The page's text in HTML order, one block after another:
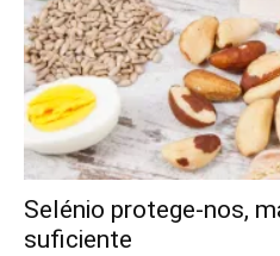
Selénio protege-nos,
suficiente